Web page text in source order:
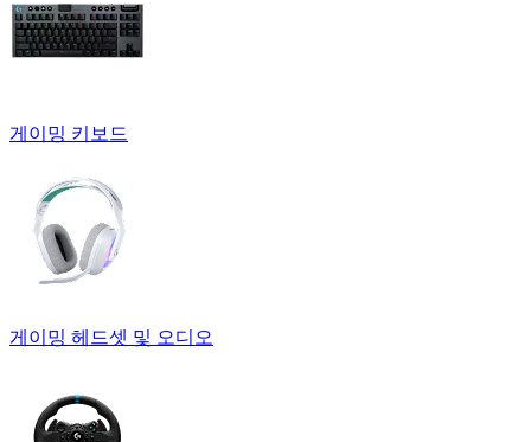
게이밍 키보드
게이밍 헤드셋 및 오디오